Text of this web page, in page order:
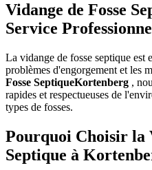
Vidange de Fosse
Service
La vidange de fosse septique est
problèmes d'engorgement et les
Fosse SeptiqueKortenberg ,
rapides et respectueuses de
types de fosses.
Pourquoi Choisir la
Septique à